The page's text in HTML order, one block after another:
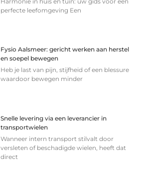
perfecte leefomgeving Een
Fysio Aalsmeer: gericht werken aan herstel
en soepel bewegen
Heb je last van pijn, stijfheid of een blessure
waardoor bewegen minder
Snelle levering via een leverancier in
transportwielen
Wanneer intern transport stilvalt door
versleten of beschadigde wielen, heeft dat
direct